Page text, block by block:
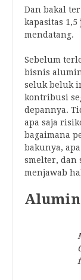
Dan bakal
kapasitas
mendatang.
Sebelum
bisnis
seluk beluk
kontribusi
depannya.
apa saja
bagaimana
bakunya,
smelter, dan
menjawab